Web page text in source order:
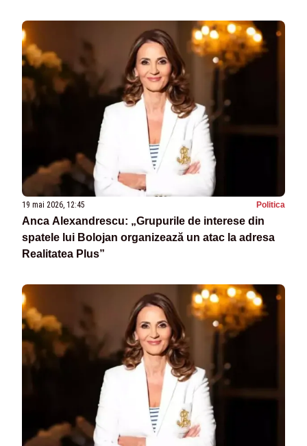
19 mai 2026, 12:45 Politica
Anca Alexandrescu: „Grupurile de interese din
spatele lui Bolojan organizează un atac la adresa
Realitatea Plus”